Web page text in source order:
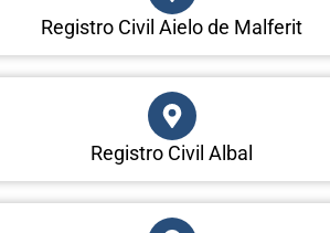
Registro Civil Aielo de Malferit
Registro Civil Albal